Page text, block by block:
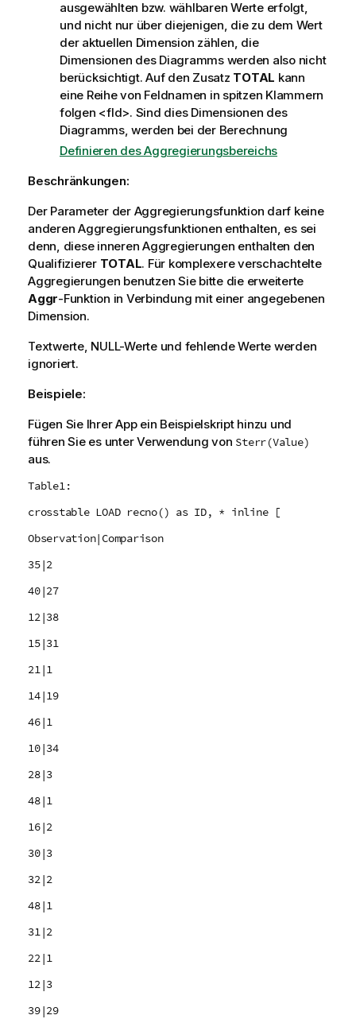
ausgewählten bzw. wählbaren Werte erfolgt,
und nicht nur über diejenigen, die zu dem Wert
der aktuellen Dimension zählen, die
Dimensionen des Diagramms werden also nicht
berücksichtigt. Auf den Zusatz TOTAL kann
eine Reihe von Feldnamen in spitzen Klammern
folgen <fld>. Sind dies Dimensionen des
Diagramms, werden bei der Berechnung
Definieren des Aggregierungsbereichs
Beschränkungen:
Der Parameter der Aggregierungsfunktion darf keine
anderen Aggregierungsfunktionen enthalten, es sei
denn, diese inneren Aggregierungen enthalten den
Qualifizierer TOTAL. Für komplexere verschachtelte
Aggregierungen benutzen Sie bitte die erweiterte
Aggr-Funktion in Verbindung mit einer angegebenen
Dimension.
Textwerte, NULL-Werte und fehlende Werte werden
ignoriert.
Beispiele:
Fügen Sie Ihrer App ein Beispielskript hinzu und
führen Sie es unter Verwendung von Sterr(Value)
aus.
Table1:
crosstable LOAD recno() as ID, * inline [
Observation|Comparison
35|2
40|27
12|38
15|31
21|1
14|19
46|1
10|34
28|3
48|1
16|2
30|3
32|2
48|1
31|2
22|1
12|3
39|29